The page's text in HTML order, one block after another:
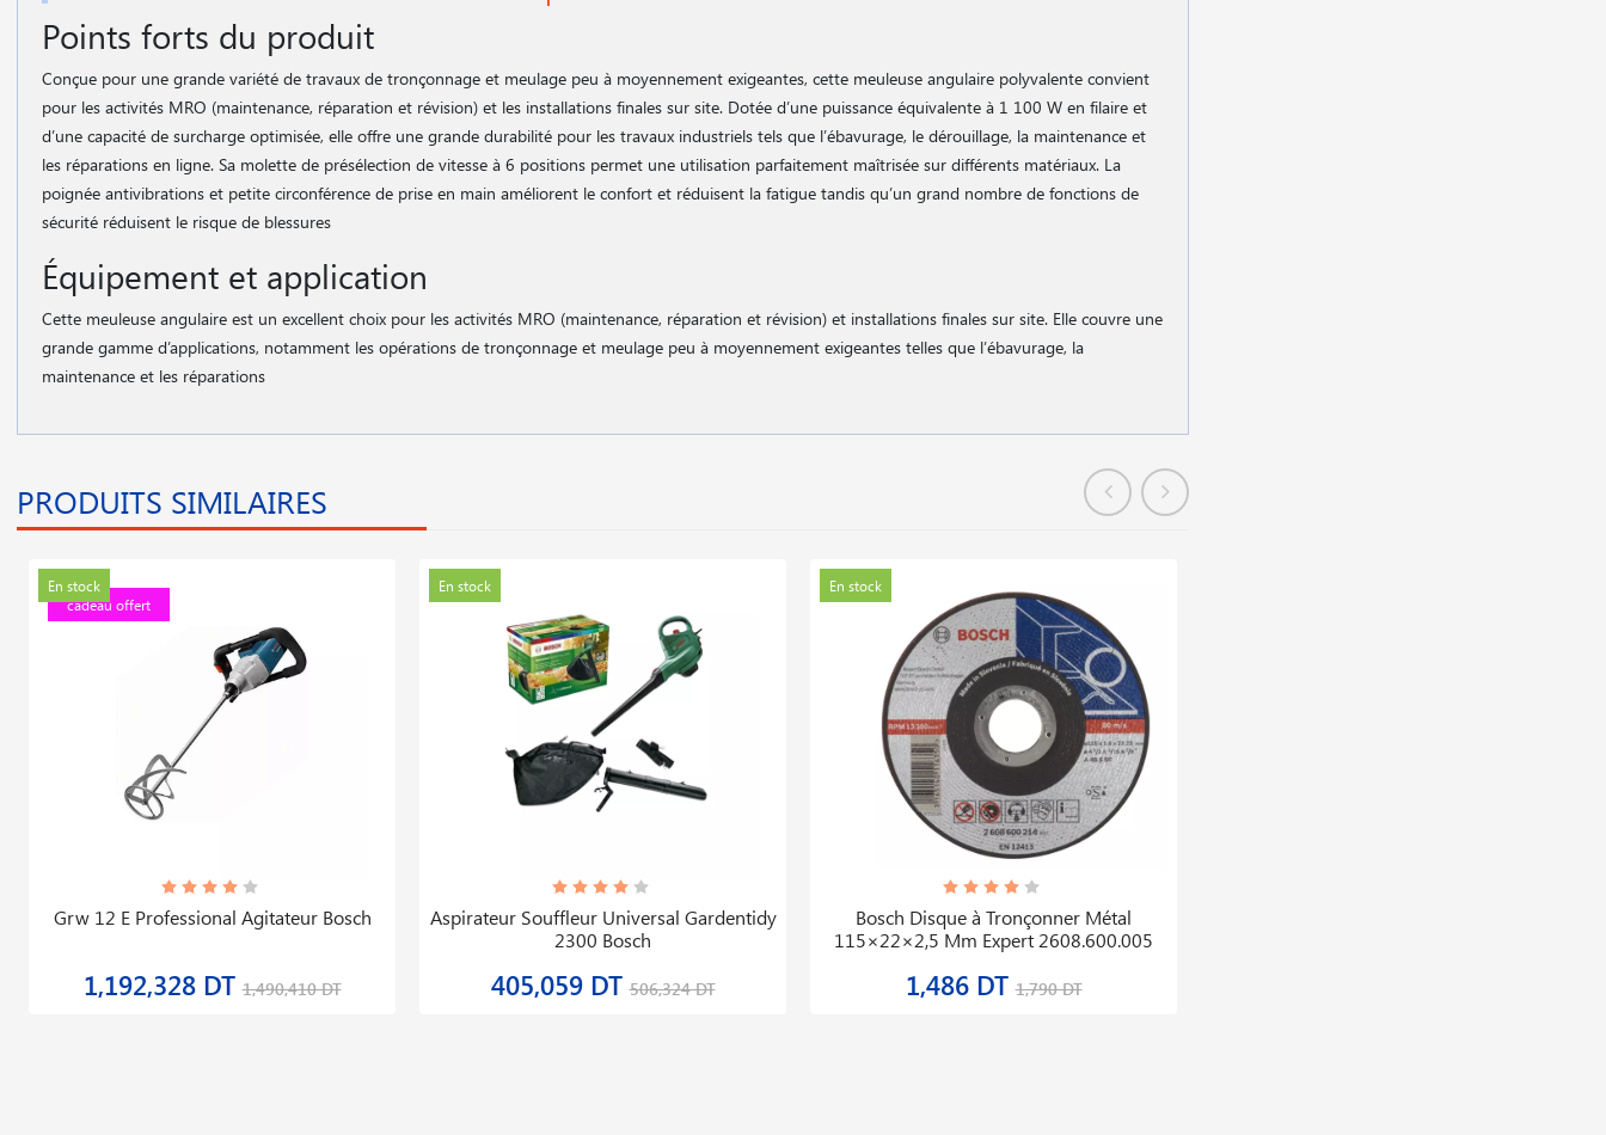
Points forts du produit
Conçue pour une grande variété de travaux de tronçonnage et meulage peu à moyennement exigeantes, cette meuleuse angulaire polyvalente convient
pour les activités MRO (maintenance, réparation et révision) et les installations finales sur site. Dotée d’une puissance équivalente à 1 100 W en filaire et
d’une capacité de surcharge optimisée, elle offre une grande durabilité pour les travaux industriels tels que l’ébavurage, le dérouillage, la maintenance et
les réparations en ligne. Sa molette de présélection de vitesse à 6 positions permet une utilisation parfaitement maîtrisée sur différents matériaux. La
poignée antivibrations et petite circonférence de prise en main améliorent le confort et réduisent la fatigue tandis qu’un grand nombre de fonctions de
sécurité réduisent le risque de blessures
Équipement et application
Cette meuleuse angulaire est un excellent choix pour les activités MRO (maintenance, réparation et révision) et installations finales sur site. Elle couvre une
grande gamme d’applications, notamment les opérations de tronçonnage et meulage peu à moyennement exigeantes telles que l’ébavurage, la
maintenance et les réparations
PRODUITS SIMILAIRES
En stock
cadeau offert
Grw 12 E Professional Agitateur Bosch
1,192,328 DT1,490,410 DT
En stock
Aspirateur Souffleur Universal Gardentidy
2300 Bosch
405,059 DT506,324 DT
En stock
Bosch Disque à Tronçonner Métal
115×22×2,5 Mm Expert 2608.600.005
1,486 DT1,790 DT